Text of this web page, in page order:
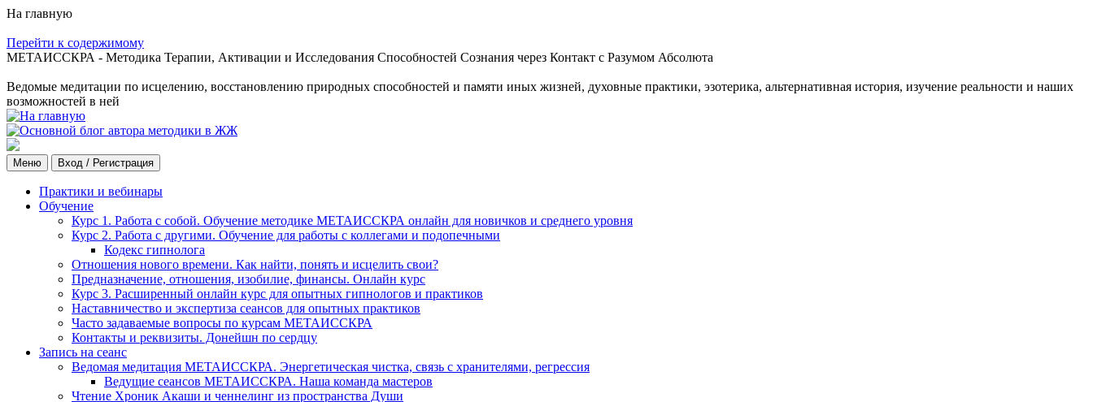
На главную
Перейти к содержимому
МЕТАИССКРА - Методика Терапии, Активации и Исследования Способностей Сознания через Контакт с Разумом Абсолюта
Ведомые медитации по исцелению, восстановлению природных способностей и памяти иных жизней, духовные практики, эзотерика, альтернативная история, изучение реальности и наших
возможностей в ней
Меню Вход / Регистрация
Практики и вебинары
Обучение
Курс 1. Работа с собой. Обучение методике МЕТАИССКРА онлайн для новичков и среднего уровня
Курс 2. Работа с другими. Обучение для работы с коллегами и подопечными
Кодекс гипнолога
Отношения нового времени. Как найти, понять и исцелить свои?
Предназначение, отношения, изобилие, финансы. Онлайн курс
Курс 3. Расширенный онлайн курс для опытных гипнологов и практиков
Наставничество и экспертиза сеансов для опытных практиков
Часто задаваемые вопросы по курсам МЕТАИССКРА
Контакты и реквизиты. Донейшн по сердцу
Запись на сеанс
Ведомая медитация МЕТАИССКРА. Энергетическая чистка, связь с хранителями, регрессия
Ведущие сеансов МЕТАИССКРА. Наша команда мастеров
Чтение Хроник Акаши и ченнелинг из пространства Души